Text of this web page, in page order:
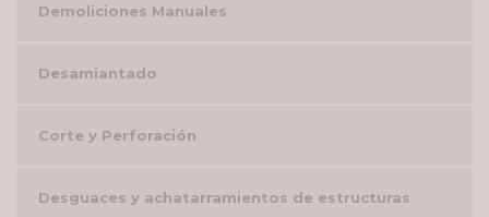
Demoliciones Manuales
Desamiantado
Corte y Perforación
Desguaces y achatarramientos de estructuras